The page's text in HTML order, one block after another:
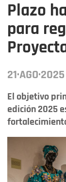
Plazo
para
21·AGO·2025
El objetivo
edición 2025